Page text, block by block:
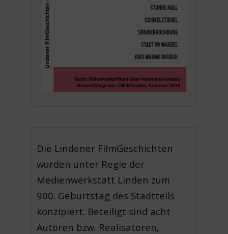
Die Lindener FilmGeschichten
wurden unter Regie der
Medienwerkstatt Linden zum
900. Geburtstag des Stadtteils
konzipiert. Beteiligt sind acht
Autoren bzw. Realisatoren,